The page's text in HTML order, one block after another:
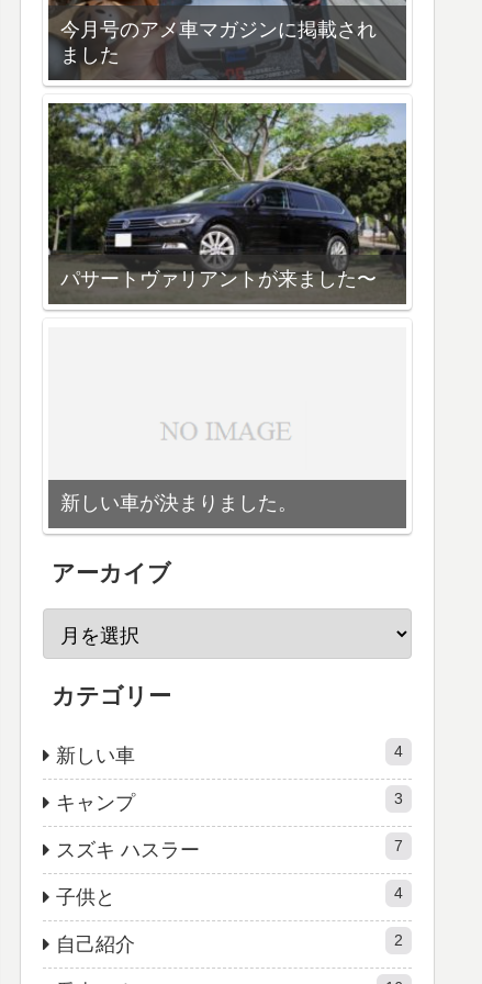
今月号のアメ車マガジンに掲載され
ました
パサートヴァリアントが来ました〜
新しい車が決まりました。
アーカイブ
カテゴリー
新しい車 4
キャンプ 3
スズキ ハスラー 7
子供と 4
自己紹介 2